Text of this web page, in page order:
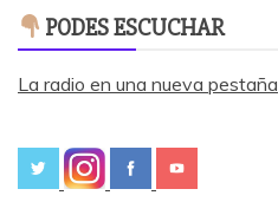
PODES ESCUCHAR
La radio en una nueva pestaña